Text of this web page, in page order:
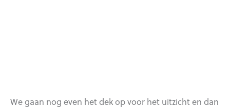
We gaan nog even het dek op voor het uitzicht en dan